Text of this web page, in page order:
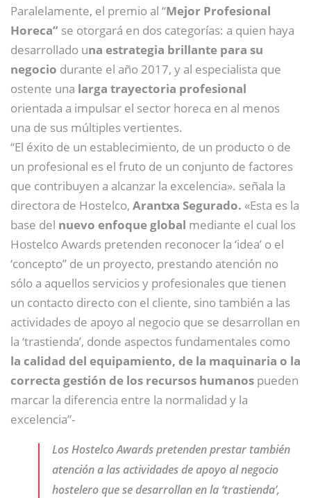
Paralelamente, el premio al “Mejor Profesional
Horeca” se otorgará en dos categorías: a quien haya
desarrollado una estrategia brillante para su
negocio durante el año 2017, y al especialista que
ostente una larga trayectoria profesional
orientada a impulsar el sector horeca en al menos
una de sus múltiples vertientes.
“El éxito de un establecimiento, de un producto o de
un profesional es el fruto de un conjunto de factores
que contribuyen a alcanzar la excelencia». señala la
directora de Hostelco, Arantxa Segurado. «Esta es la
base del nuevo enfoque global mediante el cual los
Hostelco Awards pretenden reconocer la ‘idea’ o el
‘concepto” de un proyecto, prestando atención no
sólo a aquellos servicios y profesionales que tienen
un contacto directo con el cliente, sino también a las
actividades de apoyo al negocio que se desarrollan en
la ‘trastienda’, donde aspectos fundamentales como
la calidad del equipamiento, de la maquinaria o la
correcta gestión de los recursos humanos pueden
marcar la diferencia entre la normalidad y la
excelencia”-
Los Hostelco Awards pretenden prestar también
atención a las actividades de apoyo al negocio
hostelero que se desarrollan en la ‘trastienda’,